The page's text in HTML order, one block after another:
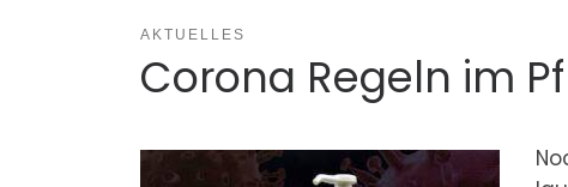
AKTUELLES
Corona Regeln im